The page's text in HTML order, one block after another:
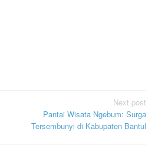
Next post
Pantai Wisata Ngebum: Surga
Tersembunyi di Kabupaten Bantul